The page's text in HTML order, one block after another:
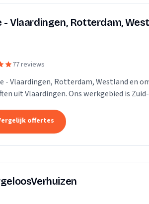
- Vlaardingen, Rotterdam,
77 reviews
- Vlaardingen, Rotterdam, Westland en
uit Vlaardingen. Ons werkgebied is
offertes